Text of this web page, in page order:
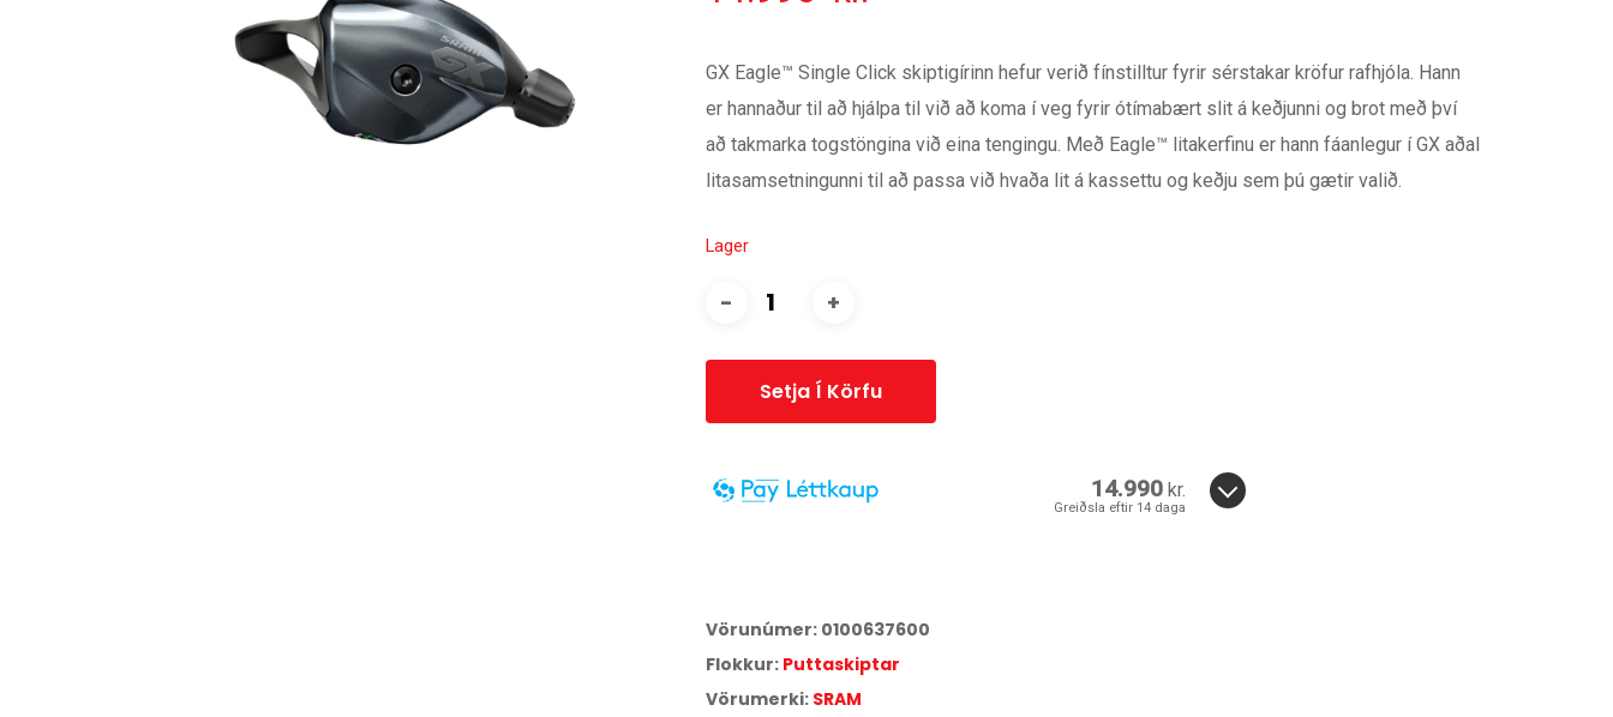
GX Eagle™ Single Click skiptigírinn hefur verið fínstilltur fyrir sérstakar kröfur rafhjóla. Hann
er hannaður til að hjálpa til við að koma í veg fyrir ótímabært slit á keðjunni og brot með því
að takmarka togstöngina við eina tengingu. Með Eagle™ litakerfinu er hann fáanlegur í GX aðal
litasamsetningunni til að passa við hvaða lit á kassettu og keðju sem þú gætir valið.
Lager
Setja Í Körfu
14.990 kr.
Greiðsla eftir 14 daga
Vörunúmer: 0100637600
Flokkur: Puttaskiptar
Vörumerki: SRAM